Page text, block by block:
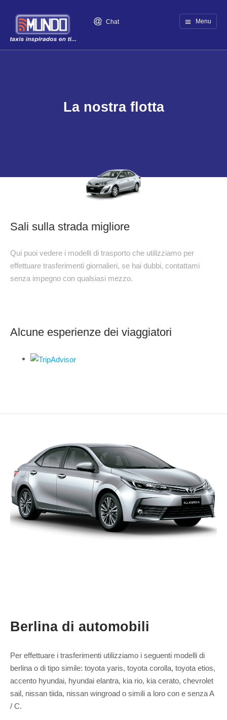
Chat Menu
La nostra flotta
Sali sulla strada migliore
Qui puoi vedere i modelli di trasporto che utilizziamo per
effettuare trasferimenti giornalieri, se hai dubbi, contattami
senza impegno con qualsiasi mezzo.
Alcune esperienze dei viaggiatori
Berlina di automobili
Per effettuare i trasferimenti utilizziamo i seguenti modelli di
berlina o di tipo simile: toyota yaris, toyota corolla, toyota etios,
accento hyundai, hyundai elantra, kia rio, kia cerato, chevrolet
sail, nissan tiida, nissan wingroad o simili a loro con e senza A
/ C.